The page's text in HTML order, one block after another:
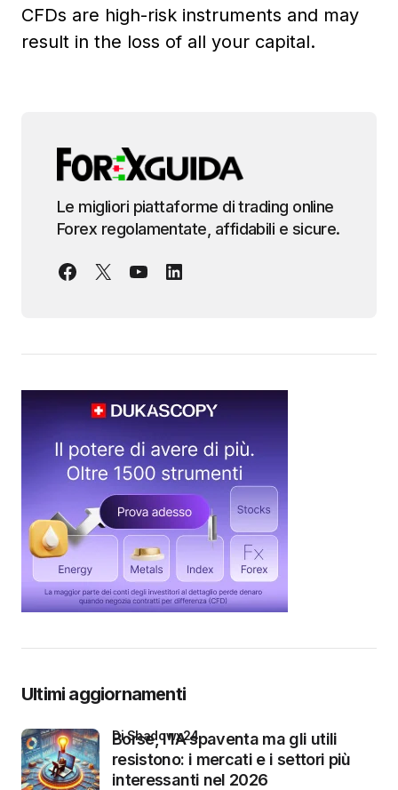
CFDs are high-risk instruments and may
result in the loss of all your capital.
Le migliori piattaforme di trading online
Forex regolamentate, affidabili e sicure.
Ultimi aggiornamenti
Borse, l’IA spaventa ma gli utili
resistono: i mercati e i settori più
interessanti nel 2026
di Shadowx24